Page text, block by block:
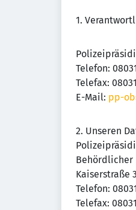
1.
Telefon:
Telefax:
E-Mail: pp-
2. Unseren
Behördlicher
Kaiserstraße
Telefon:
Telefax: